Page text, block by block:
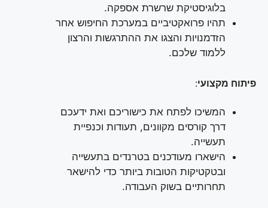
בלוגיסטיקת שרשרת אספקה.
תהיו פרואקטיביים במערכת החיפוש אחר
הזדמנויות והצגו את ההתרגשות והרצון
ללמוד שלכם.
פיתוח מקצועי:
המשיכו לפתח את כישוריכם ואת ידעכם
דרך קורסים מקוונים, תעודות וכנפיית
תעשייה.
הישארו מעודכנים בטרנדים בתעשייה
ובטקטיקות הטובות ביותר כדי להישאר
תחרותיים בשוק העבודה.